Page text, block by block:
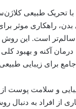
طبیعی
بدن، راهکاری موثر
سالم‌تر است. این
درمان آکنه و بهبود
جامع برای زیبایی
و سلامت پوست
از افراد به دنبال